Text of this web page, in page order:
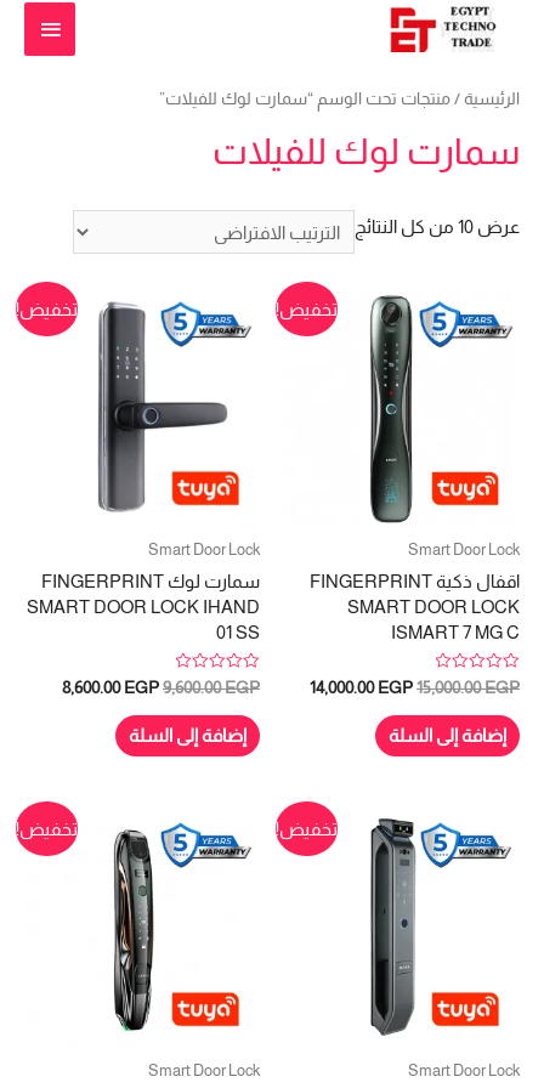
الرئيسية / منتجات تحت الوسم “سمارت لوك للفيلات”
سمارت لوك للفيلات
عرض ⁦10⁩ من كل النتائج
تخفيض!
Smart Door Lock
اقفال ذكية FINGERPRINT
SMART DOOR LOCK
ISMART 7 MG C
تم
التقييم
من
5
15,000.00EGP
السعر
هو:
15,000.00 EGP.
14,000.00 EGP
السعر
14,000.00 EGP.
إضافة إلى السلة
تخفيض!
Smart Door Lock
سمارت لوك FINGERPRINT
SMART DOOR LOCK IHAND
01 SS
تم
التقييم
من
5
9,600.00EGP
السعر
هو:
9,600.00 EGP.
8,600.00 EGP
السعر
إضافة إلى السلة
تخفيض!
Smart Door Lock
تخفيض!
Smart Door Lock